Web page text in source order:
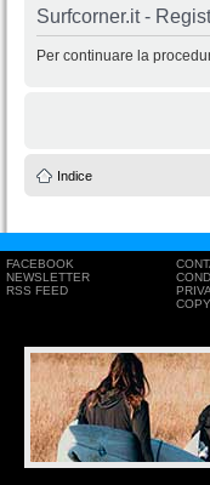
Surfcorner.it -
Per continuare la
Indice
FACEBOOK
NEWSLETTER
RSS FEED